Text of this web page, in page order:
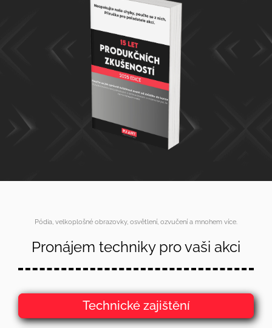
Pódia, velkoplošné obrazovky, osvětlení, ozvučení a mnohem více.
Pronájem techniky pro vaši akci
Technické zajištění